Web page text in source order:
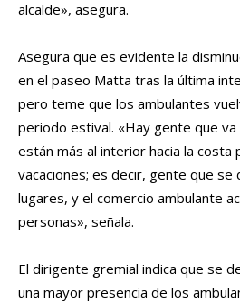
alcalde», asegura.
Asegura que es evidente la
en el paseo Matta tras la última
pero teme que los ambulantes
periodo estival. «Hay gente que
están más al interior hacia la
vacaciones; es decir, gente que se
lugares, y el comercio ambulante
personas», señala.
El dirigente gremial indica que se
una mayor presencia de los